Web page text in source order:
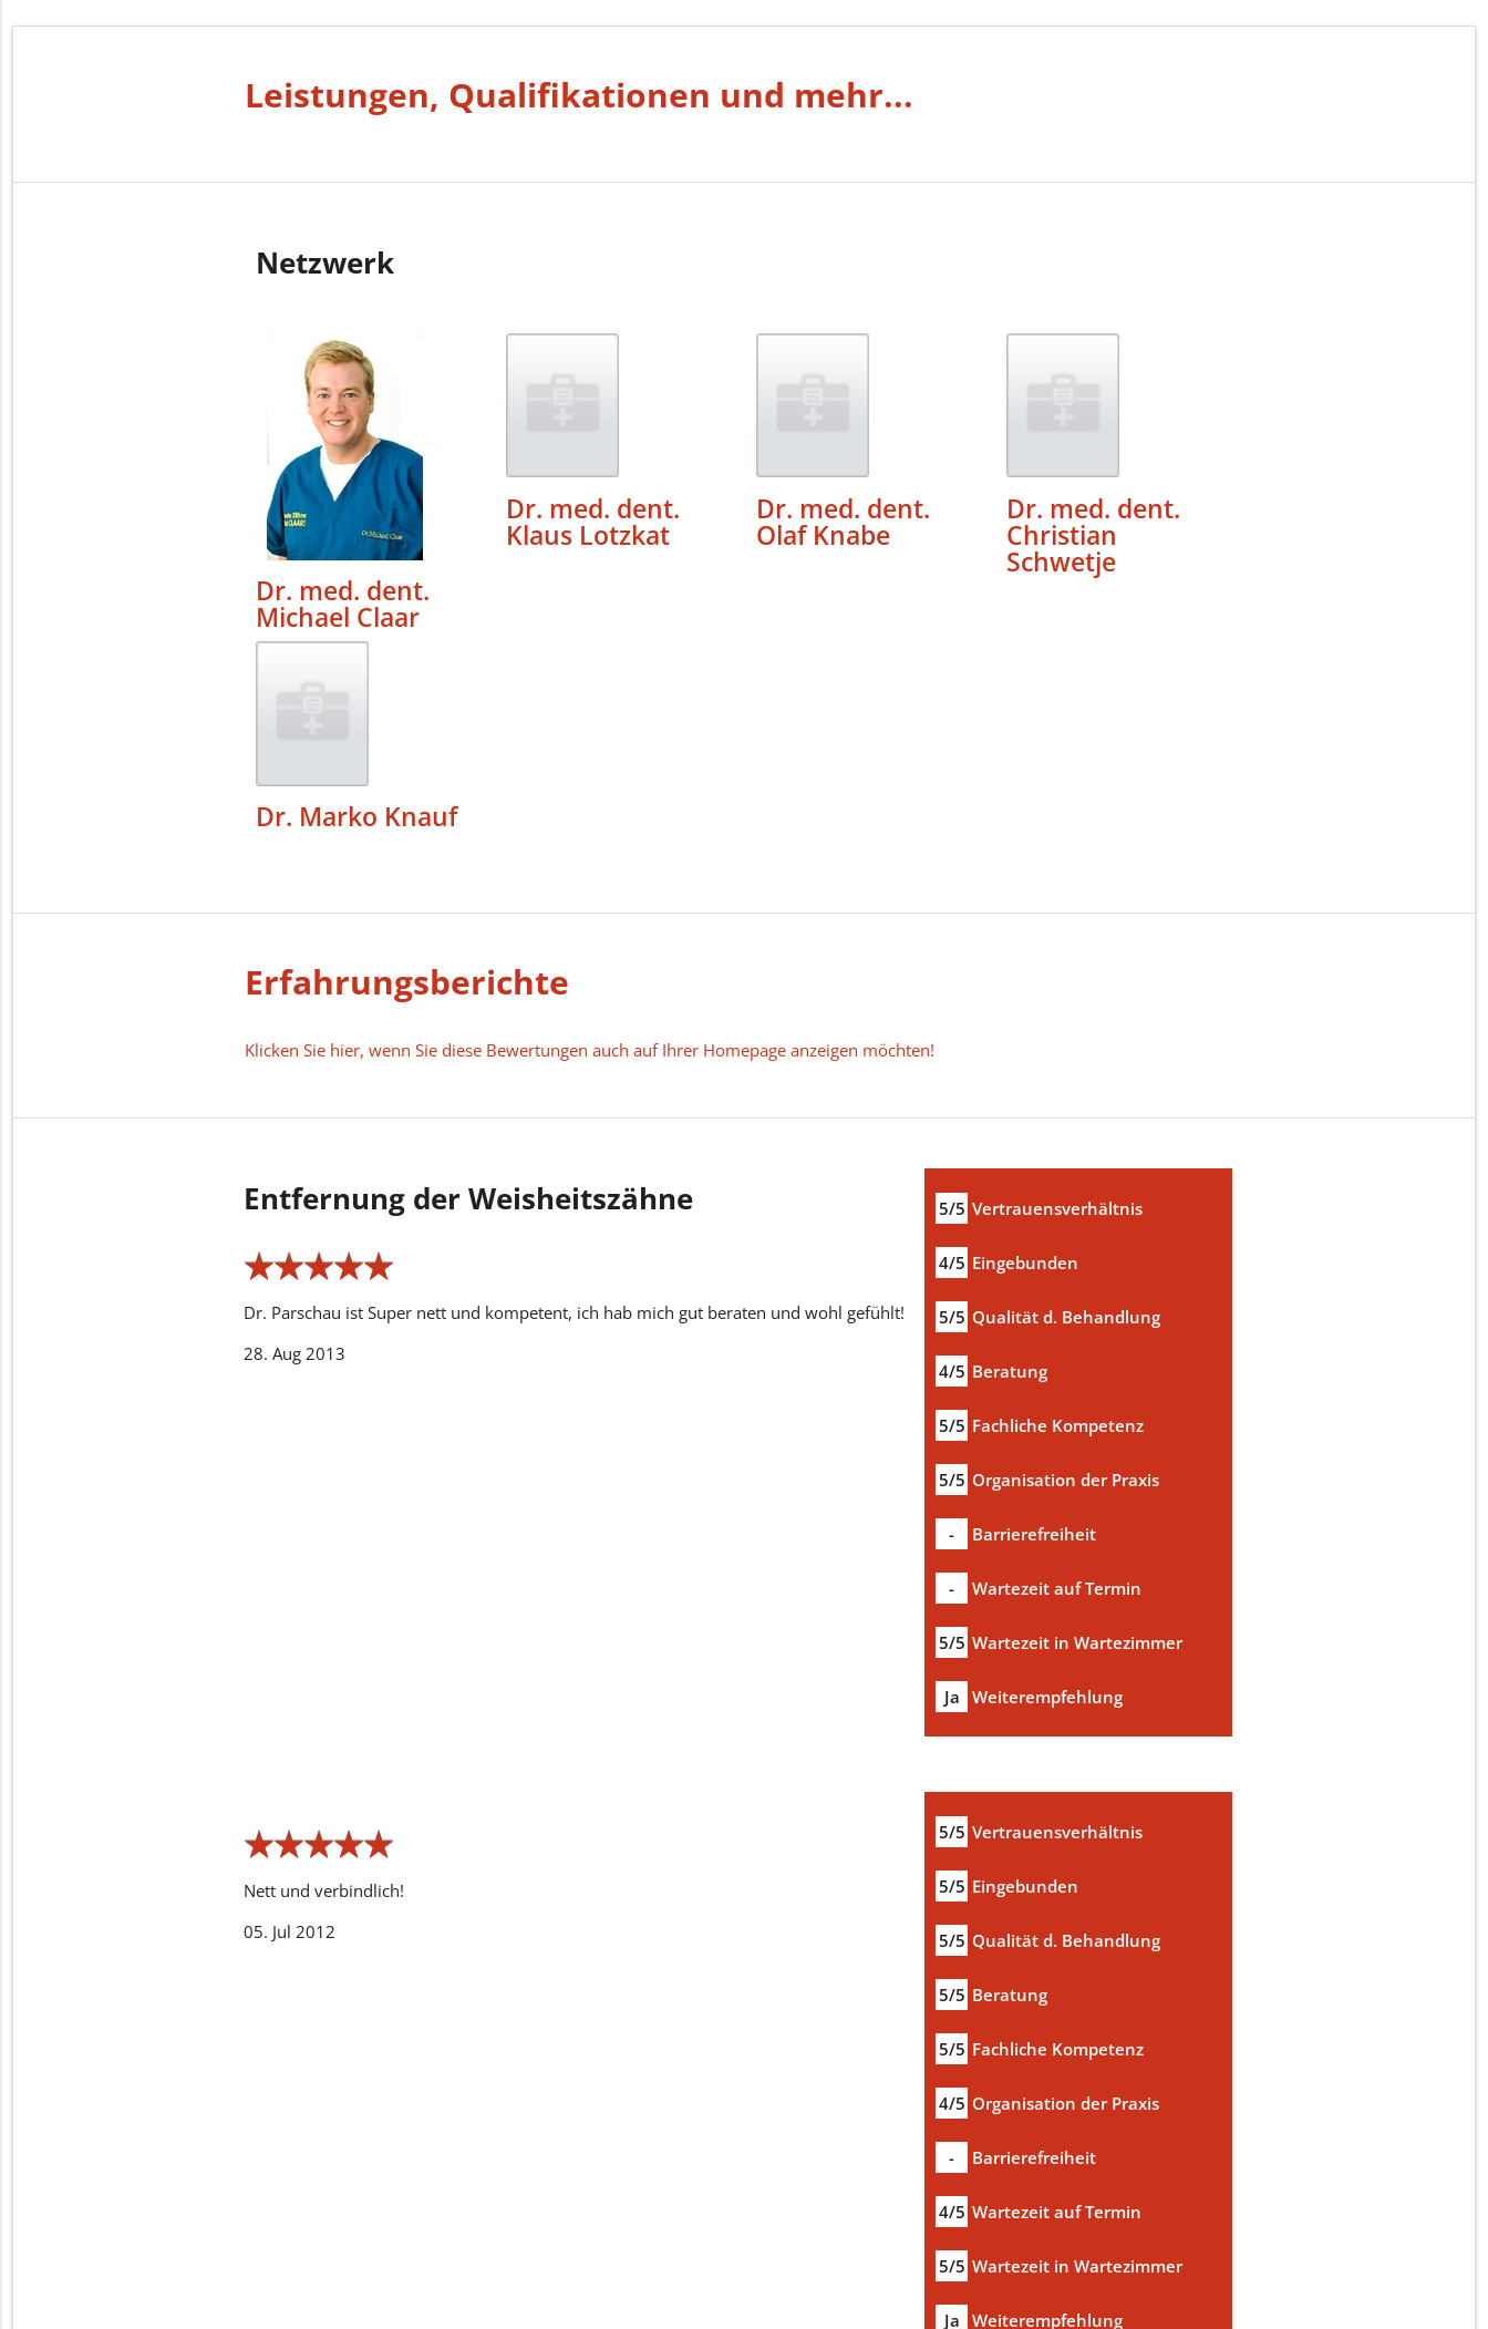
Leistungen, Qualifikationen und mehr...
Netzwerk
Dr. med. dent.
Michael Claar
Dr. med. dent.
Klaus Lotzkat
Dr. med. dent.
Olaf Knabe
Dr. med. dent.
Christian
Schwetje
Dr. Marko Knauf
Erfahrungsberichte
Klicken Sie hier, wenn Sie diese Bewertungen auch auf Ihrer Homepage anzeigen möchten!
5/5 Vertrauensverhältnis
4/5 Eingebunden
5/5 Qualität d. Behandlung
4/5 Beratung
5/5 Fachliche Kompetenz
5/5 Organisation der Praxis
- Barrierefreiheit
- Wartezeit auf Termin
5/5 Wartezeit in Wartezimmer
Ja Weiterempfehlung
Entfernung der Weisheitszähne
★★★★★
★★★★★
Dr. Parschau ist Super nett und kompetent, ich hab mich gut beraten und wohl gefühlt!
28. Aug 2013
5/5 Vertrauensverhältnis
5/5 Eingebunden
5/5 Qualität d. Behandlung
5/5 Beratung
5/5 Fachliche Kompetenz
4/5 Organisation der Praxis
- Barrierefreiheit
4/5 Wartezeit auf Termin
5/5 Wartezeit in Wartezimmer
Ja Weiterempfehlung
★★★★★
★★★★★
Nett und verbindlich!
05. Jul 2012